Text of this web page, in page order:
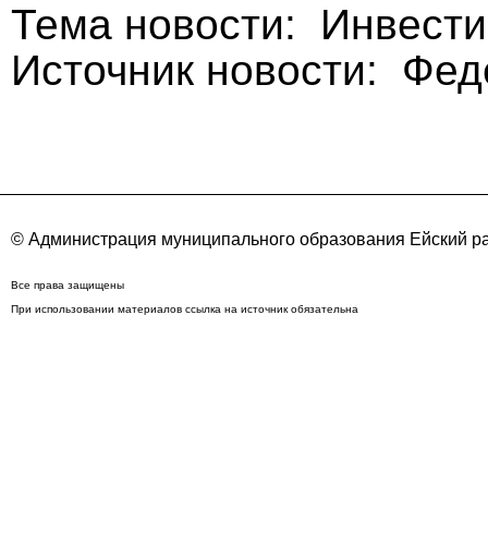
Тема новости:
Источник новости:
© Администрация муниципального образования Ейский
Все права защищены
При использовании материалов ссылка на источник обязательна